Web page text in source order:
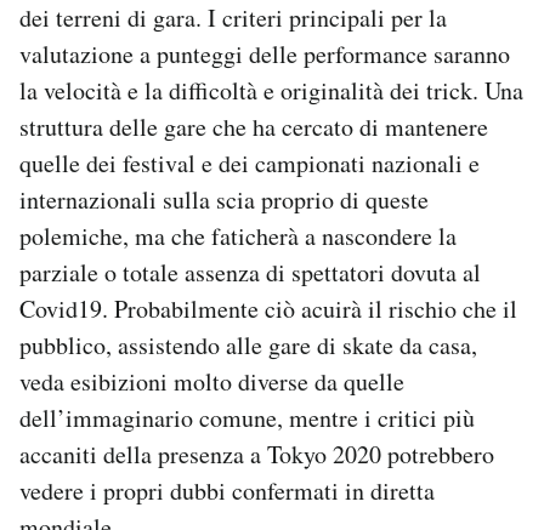
dei terreni di gara. I criteri principali per la
valutazione a punteggi delle performance saranno
la velocità e la difficoltà e originalità dei trick. Una
struttura delle gare che ha cercato di mantenere
quelle dei festival e dei campionati nazionali e
internazionali sulla scia proprio di queste
polemiche, ma che faticherà a nascondere la
parziale o totale assenza di spettatori dovuta al
Covid19. Probabilmente ciò acuirà il rischio che il
pubblico, assistendo alle gare di skate da casa,
veda esibizioni molto diverse da quelle
dell’immaginario comune, mentre i critici più
accaniti della presenza a Tokyo 2020 potrebbero
vedere i propri dubbi confermati in diretta